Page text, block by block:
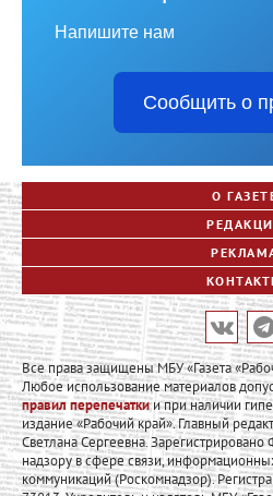
Напишите нам
Сообщить о
О
Все права защищены МБУ «Газета
Любое использование материалов
правил перепечаткии при наличии
издание «Рабочий край». Главный
Светлана Сергеевна.
надзору в сфере связи,
коммуникаций (Роскомнадзор).